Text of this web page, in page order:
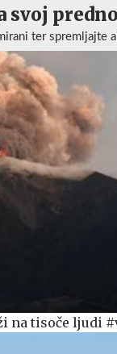
svoj
ter spremljajte
na tisoče ljudi